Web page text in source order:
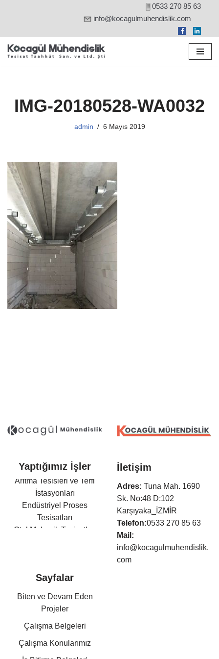
0533 270 85 63
info@kocagulmuhendislik.com
IMG-20180528-WA0032
admin 6 Mayıs 2019
Yaptığımız İşler
Arıtma Tesisleri ve Terfi
İstasyonları
Endüstriyel Proses
Tesisatları
Otel Mekanik Tesisatları
Sıhhi Tesisat ve Yangın
Basınçlı Hava ve Buhar
Tesisatları
Kazan Dairesi Tesisatları
Kat Kaloriferi Tesisatları
İletişim
Adres: Tuna Mah. 1690
Sk. No:48 D:102
Karşıyaka_İZMİR
Telefon:0533 270 85 63
Mail:
info@kocagulmuhendislik.
com
Sayfalar
Biten ve Devam Eden
Projeler
Çalışma Belgeleri
Çalışma Konularımız